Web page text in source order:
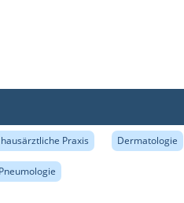
Praxis Dermatologie
Pneumologie